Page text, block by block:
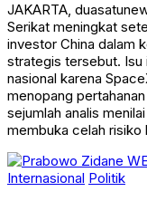
JAKARTA,
Serikat meningkat
investor China dalam
strategis tersebut. Isu
nasional karena
menopang
sejumlah analis
membuka celah
Internasional Politik